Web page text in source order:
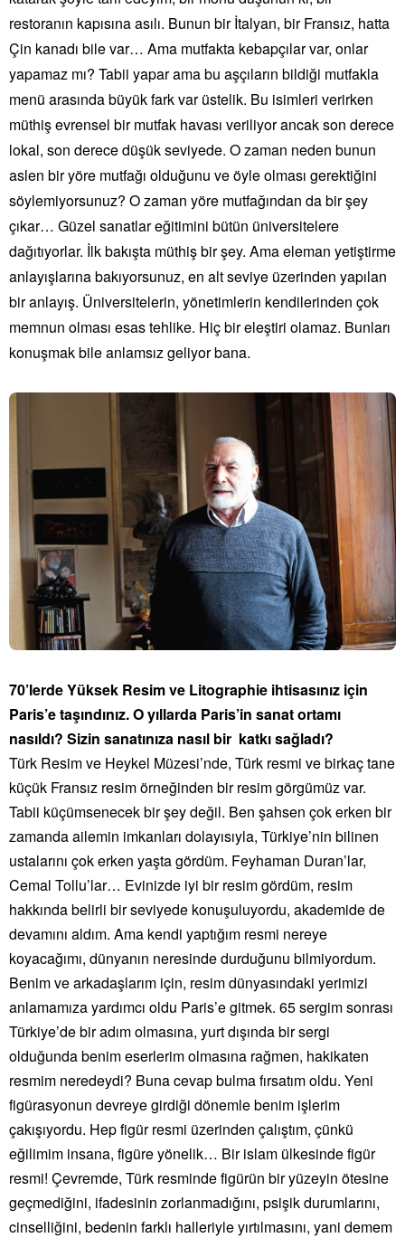
restoranın kapısına asılı. Bunun bir İtalyan, bir Fransız, hatta
Çin kanadı bile var… Ama mutfakta kebapçılar var, onlar
yapamaz mı? Tabii yapar ama bu aşçıların bildiği mutfakla
menü arasında büyük fark var üstelik. Bu isimleri verirken
müthiş evrensel bir mutfak havası veriliyor ancak son derece
lokal, son derece düşük seviyede. O zaman neden bunun
aslen bir yöre mutfağı olduğunu ve öyle olması gerektiğini
söylemiyorsunuz? O zaman yöre mutfağından da bir şey
çıkar… Güzel sanatlar eğitimini bütün üniversitelere
dağıtıyorlar. İlk bakışta müthiş bir şey. Ama eleman yetiştirme
anlayışlarına bakıyorsunuz, en alt seviye üzerinden yapılan
bir anlayış. Üniversitelerin, yönetimlerin kendilerinden çok
memnun olması esas tehlike. Hiç bir eleştiri olamaz. Bunları
konuşmak bile anlamsız geliyor bana.
70’lerde Yüksek Resim ve Litographie ihtisasınız için
Paris’e taşındınız. O yıllarda Paris’in sanat ortamı
nasıldı? Sizin sanatınıza nasıl bir katkı sağladı?
Türk Resim ve Heykel Müzesi’nde, Türk resmi ve birkaç tane
küçük Fransız resim örneğinden bir resim görgümüz var.
Tabii küçümsenecek bir şey değil. Ben şahsen çok erken bir
zamanda ailemin imkanları dolayısıyla, Türkiye’nin bilinen
ustalarını çok erken yaşta gördüm. Feyhaman Duran’lar,
Cemal Tollu’lar… Evinizde iyi bir resim gördüm, resim
hakkında belirli bir seviyede konuşuluyordu, akademide de
devamını aldım. Ama kendi yaptığım resmi nereye
koyacağımı, dünyanın neresinde durduğunu bilmiyordum.
Benim ve arkadaşlarım için, resim dünyasındaki yerimizi
anlamamıza yardımcı oldu Paris’e gitmek. 65 sergim sonrası
Türkiye’de bir adım olmasına, yurt dışında bir sergi
olduğunda benim eserlerim olmasına rağmen, hakikaten
resmim neredeydi? Buna cevap bulma fırsatım oldu. Yeni
figürasyonun devreye girdiği dönemle benim işlerim
çakışıyordu. Hep figür resmi üzerinden çalıştım, çünkü
eğilimim insana, figüre yönelik… Bir islam ülkesinde figür
resmi! Çevremde, Türk resminde figürün bir yüzeyin ötesine
geçmediğini, ifadesinin zorlanmadığını, psişik durumlarını,
cinselliğini, bedenin farklı halleriyle yırtılmasını, yani demem